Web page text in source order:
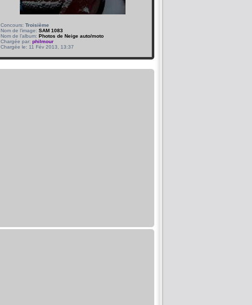
Concours: Troisième
Nom de l’image: SAM 1083
Nom de l’album: Photos de Neige auto/moto
Chargée par: philmour
Chargée le: 11 Fév 2013, 13:37